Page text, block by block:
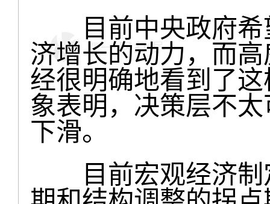
目前中央政府希
济增长的动力，而
经很明确地看到了
象表明，决策层不
下滑。
目前宏观经济制